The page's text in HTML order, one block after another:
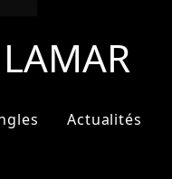
Actualités